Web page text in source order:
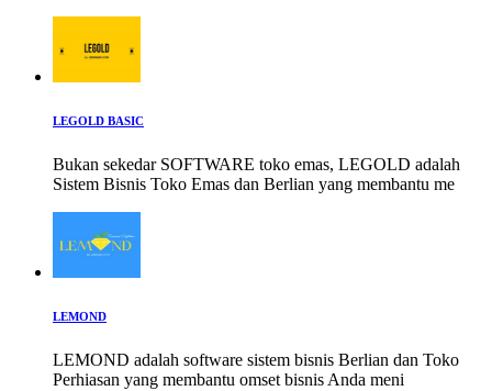
LEGOLD BASIC
Bukan sekedar SOFTWARE toko emas, LEGOLD adalah
Sistem Bisnis Toko Emas dan Berlian yang membantu me
LEMOND
LEMOND adalah software sistem bisnis Berlian dan Toko
Perhiasan yang membantu omset bisnis Anda meni